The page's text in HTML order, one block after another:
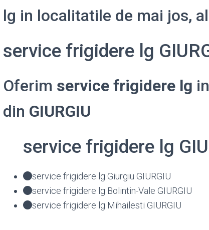
lg in localitatile de mai jos,
service frigidere lg
Oferim service frigidere lg
din GIURGIU
service frigidere lg
service frigidere lg Giurgiu GIURGIU
service frigidere lg Bolintin-Vale GIURGIU
service frigidere lg Mihailesti GIURGIU